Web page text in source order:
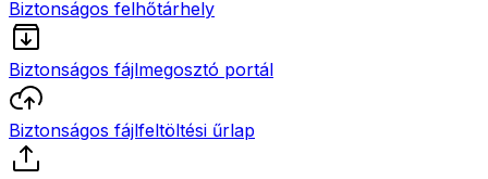
Biztonságos felhőtárhely
Biztonságos fájlmegosztó portál
Biztonságos fájlfeltöltési űrlap